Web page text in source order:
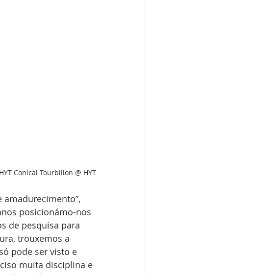
HYT Conical Tourbillon @ HYT
amadurecimento”,
posicionámo-nos
de pesquisa para
trouxemos a
pode ser visto e
muita disciplina e